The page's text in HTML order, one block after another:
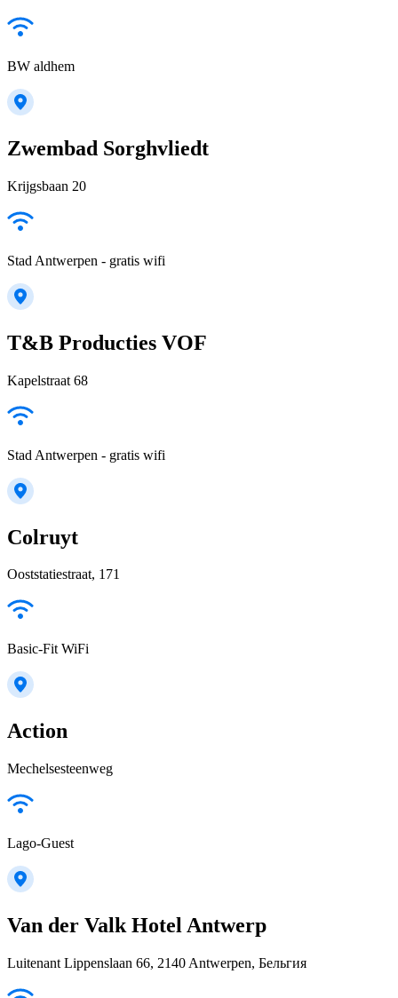
BW aldhem
Zwembad Sorghvliedt
Krijgsbaan 20
Stad Antwerpen - gratis wifi
T&B Producties VOF
Kapelstraat 68
Stad Antwerpen - gratis wifi
Colruyt
Ooststatiestraat, 171
Basic-Fit WiFi
Action
Mechelsesteenweg
Lago-Guest
Van der Valk Hotel Antwerp
Luitenant Lippenslaan 66, 2140 Antwerpen, Бельгия